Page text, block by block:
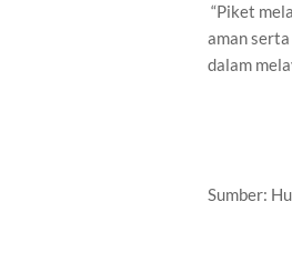
“Piket
aman
dalam
Sumber: